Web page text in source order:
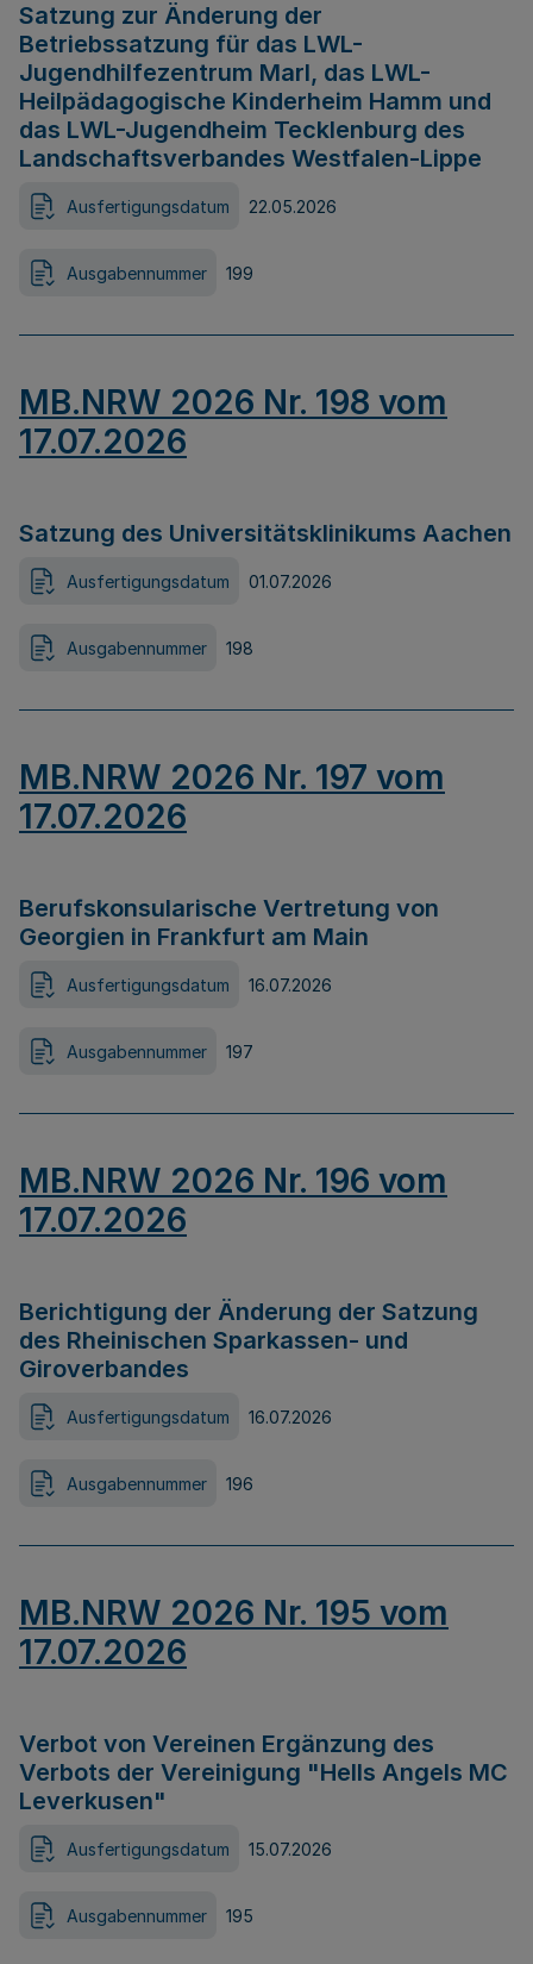
Satzung zur Änderung der
Betriebssatzung für das LWL-
Jugendhilfezentrum Marl, das LWL-
Heilpädagogische Kinderheim Hamm und
das LWL-Jugendheim Tecklenburg des
Landschaftsverbandes Westfalen-Lippe
Ausfertigungsdatum 22.05.2026
Ausgabennummer 199
MB.NRW 2026 Nr. 198 vom
17.07.2026
Satzung des Universitätsklinikums Aachen
Ausfertigungsdatum 01.07.2026
Ausgabennummer 198
MB.NRW 2026 Nr. 197 vom
17.07.2026
Berufskonsularische Vertretung von
Georgien in Frankfurt am Main
Ausfertigungsdatum 16.07.2026
Ausgabennummer 197
MB.NRW 2026 Nr. 196 vom
17.07.2026
Berichtigung der Änderung der Satzung
des Rheinischen Sparkassen- und
Giroverbandes
Ausfertigungsdatum 16.07.2026
Ausgabennummer 196
MB.NRW 2026 Nr. 195 vom
17.07.2026
Verbot von Vereinen Ergänzung des
Verbots der Vereinigung "Hells Angels MC
Leverkusen"
Ausfertigungsdatum 15.07.2026
Ausgabennummer 195